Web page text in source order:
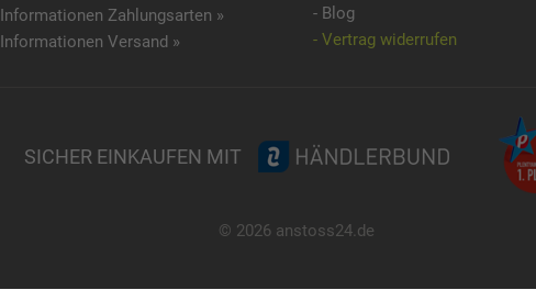
Informationen Zahlungsarten »
Informationen Versand »
- Blog
- Vertrag widerrufen
SICHER EINKAUFEN MIT
© 2026 anstoss24.de